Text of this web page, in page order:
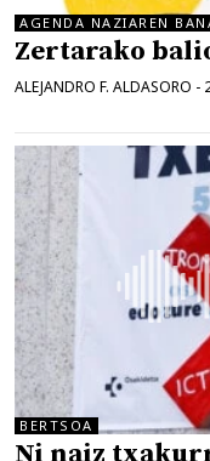
AGENDA NAZIAREN
Zertarako
ALEJANDRO F. ALDASORO -
BERTSOA